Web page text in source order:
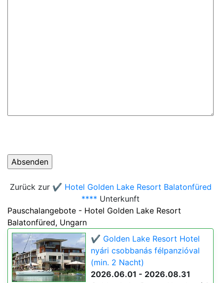
Zurück zur ✔️ Hotel Golden Lake Resort Balatonfüred
**** Unterkunft
Pauschalangebote - Hotel Golden Lake Resort
Balatonfüred, Ungarn
✔️ Golden Lake Resort Hotel
nyári csobbanás félpanzióval
(min. 2 Nacht)
2026.06.01 - 2026.08.31